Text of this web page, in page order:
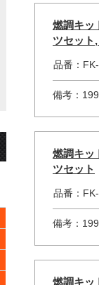
燃調キッ
ツセット
品番：
備考：
燃調キッ
ツセット
品番：
備考：
燃調キッ